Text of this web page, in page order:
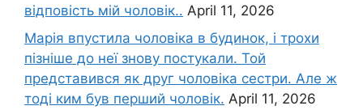
відповість мій чоловік.. April 11, 2026
Марія впустила чоловіка в будинок, і трохи
пізніше до неї знову постукали. Той
представився як друг чоловіка сестри. Але ж
тоді ким був перший чоловік. April 11, 2026